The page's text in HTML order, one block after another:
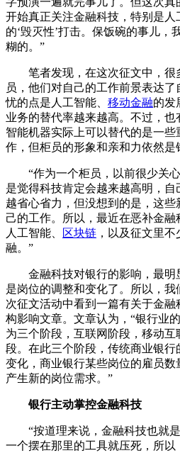
开始真正关注金融科技，特别是人
的‘毁灭性’打击。保饭碗的事儿，
糊的。”
笔者发现，在这次征文中，很
员，他们对自己的工作前景表达
忧的点是人工智能、 移动金融的发
业务的替代率越来越高。不过，也
智能机器实际上可以替代的是一
作，但柜员的形象和亲和力依然是
“作为一个柜员，以前很少关心
是觉得科技肯定会越来越高明，
越省心省力，但没想到的是，这些
己的工作。所以，最近在恶补金
人工智能、
区块链 ，以及征文里
融。”
金融科技对银行的影响，最明
是岗位的调整和变化了。所以，
次征文活动中看到一篇有关于金
构影响文章。文章认为，“银行业
为三个阶段，互联网阶段，移动
段。在此三个阶段，传统商业银行
变化，商业银行某些岗位的雇员数
产生新的岗位需求。”
银行主动掌控金融科技
“按道理来说，金融科技也就是
一个摆在那里的工具就压死，所